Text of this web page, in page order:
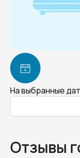
На выбранные
Отзывы